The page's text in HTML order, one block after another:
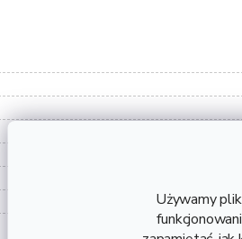
Używamy
Pręt okrągły